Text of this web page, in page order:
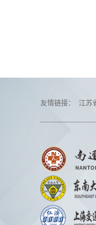
友情链接： 江苏